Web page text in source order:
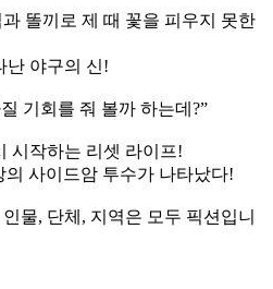
똘끼로 제 때 꽃을 피우지 못한
난 야구의 신!
기회를 줘 볼까 하는데?”
시작하는 리셋 라이프!
사이드암 투수가 나타났다!
물, 단체, 지역은 모두 픽션입니